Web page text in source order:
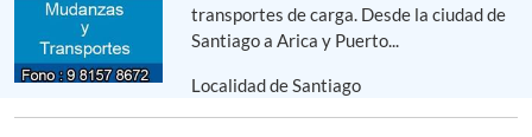
transportes de carga. Desde la ciudad de
Santiago a Arica y Puerto...
Localidad de Santiago